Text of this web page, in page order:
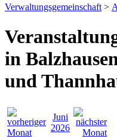
Verwaltungsgemeinschaft >
in
und
Juni
2026